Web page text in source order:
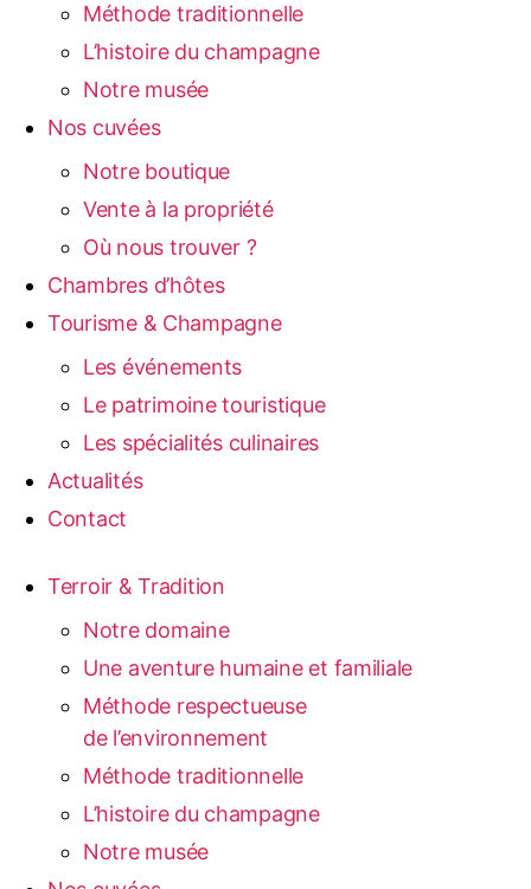
Méthode traditionnelle
L’histoire du champagne
Notre musée
Nos cuvées
Notre boutique
Vente à la propriété
Où nous trouver ?
Chambres d’hôtes
Tourisme & Champagne
Les événements
Le patrimoine touristique
Les spécialités culinaires
Actualités
Contact
Terroir & Tradition
Notre domaine
Une aventure humaine et familiale
Méthode respectueuse
de l’environnement
Méthode traditionnelle
L’histoire du champagne
Notre musée